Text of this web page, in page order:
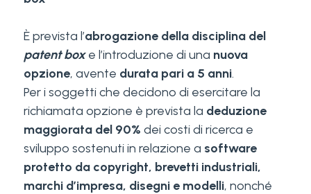
È prevista l’abrogazione della disciplina del
patent boxe l’introduzione di una nuova
opzione, avente durata pari a 5 anni.
Per i soggetti che decidono di esercitare la
richiamata opzione è prevista la deduzione
maggiorata del 90% dei costi di ricerca e
sviluppo sostenuti in relazione a software
protetto da copyright, brevetti industriali,
marchi d’impresa, disegni e modelli, nonché